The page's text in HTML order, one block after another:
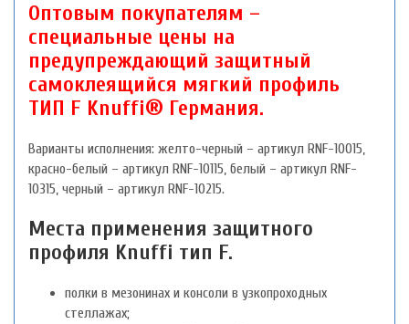
Оптовым покупателям –
специальные цены на
предупреждающий защитный
самоклеящийся мягкий профиль
ТИП F Knuffi® Германия.
Варианты исполнения: желто-черный – артикул RNF-10015,
красно-белый – артикул RNF-10115, белый – артикул RNF-
10315, черный – артикул RNF-10215.
Места применения защитного
профиля Knuffi тип F.
полки в мезонинах и консоли в узкопроходных
стеллажах;